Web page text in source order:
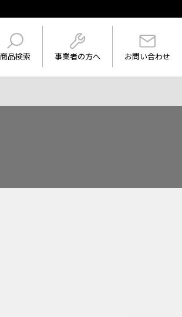
商品検索 事業者の方へ お問い合わせ